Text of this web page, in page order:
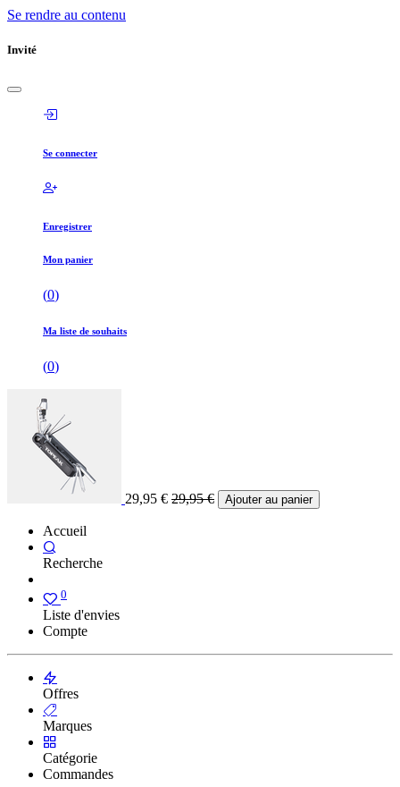
Se rendre au contenu
Invité
Se connecter
Enregistrer
Mon panier
(0)
Ma liste de souhaits
(0)
29,95 € 29,95€ Ajouter au panier
Accueil
Recherche
0
Liste d'envies
Compte
Offres
Marques
Catégorie
Commandes